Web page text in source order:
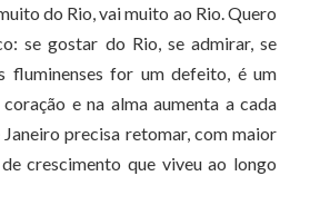
do Rio, vai muito ao Rio. Quero
se gostar do Rio, se admirar, se
fluminenses for um defeito, é um
e na alma aumenta a cada
precisa retomar, com maior
crescimento que viveu ao longo